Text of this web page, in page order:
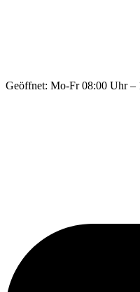
Geöffnet: Mo-Fr 08:00 Uhr –